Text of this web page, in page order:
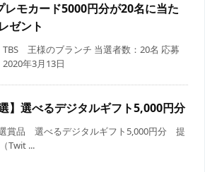
レモカード5000円分が20名に当た
ゼント
TBS 王様のブランチ 当選者数：20名 応募
年3月13日
選】選べるデジタルギフト5,000円分
品 選べるデジタルギフト5,000円分 提
Twit ...